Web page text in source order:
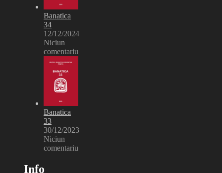
Banatica
34
12/12/2024
Niciun
comentariu
Banatica
33
30/12/2023
Niciun
comentariu
Info